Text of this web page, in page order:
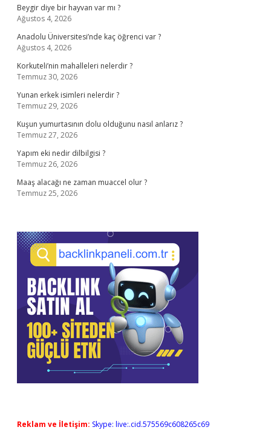
Beygir diye bir hayvan var mı ?
Ağustos 4, 2026
Anadolu Üniversitesi’nde kaç öğrenci var ?
Ağustos 4, 2026
Korkuteli’nin mahalleleri nelerdir ?
Temmuz 30, 2026
Yunan erkek isimleri nelerdir ?
Temmuz 29, 2026
Kuşun yumurtasının dolu olduğunu nasıl anlarız ?
Temmuz 27, 2026
Yapım eki nedir dilbilgisi ?
Temmuz 26, 2026
Maaş alacağı ne zaman muaccel olur ?
Temmuz 25, 2026
Reklam ve İletişim: Skype: live:.cid.575569c608265c69